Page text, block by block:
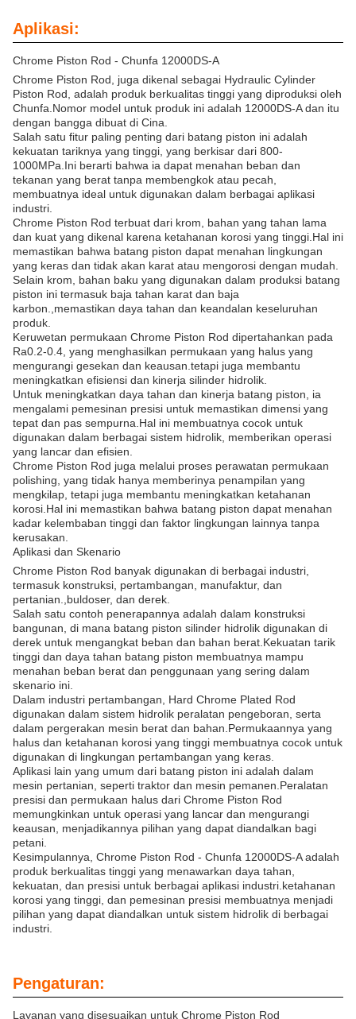
Aplikasi:
Chrome Piston Rod - Chunfa 12000DS-A
Chrome Piston Rod, juga dikenal sebagai Hydraulic Cylinder
Piston Rod, adalah produk berkualitas tinggi yang diproduksi oleh
Chunfa.Nomor model untuk produk ini adalah 12000DS-A dan itu
dengan bangga dibuat di Cina.
Salah satu fitur paling penting dari batang piston ini adalah
kekuatan tariknya yang tinggi, yang berkisar dari 800-
1000MPa.Ini berarti bahwa ia dapat menahan beban dan
tekanan yang berat tanpa membengkok atau pecah,
membuatnya ideal untuk digunakan dalam berbagai aplikasi
industri.
Chrome Piston Rod terbuat dari krom, bahan yang tahan lama
dan kuat yang dikenal karena ketahanan korosi yang tinggi.Hal ini
memastikan bahwa batang piston dapat menahan lingkungan
yang keras dan tidak akan karat atau mengorosi dengan mudah.
Selain krom, bahan baku yang digunakan dalam produksi batang
piston ini termasuk baja tahan karat dan baja
karbon.,memastikan daya tahan dan keandalan keseluruhan
produk.
Keruwetan permukaan Chrome Piston Rod dipertahankan pada
Ra0.2-0.4, yang menghasilkan permukaan yang halus yang
mengurangi gesekan dan keausan.tetapi juga membantu
meningkatkan efisiensi dan kinerja silinder hidrolik.
Untuk meningkatkan daya tahan dan kinerja batang piston, ia
mengalami pemesinan presisi untuk memastikan dimensi yang
tepat dan pas sempurna.Hal ini membuatnya cocok untuk
digunakan dalam berbagai sistem hidrolik, memberikan operasi
yang lancar dan efisien.
Chrome Piston Rod juga melalui proses perawatan permukaan
polishing, yang tidak hanya memberinya penampilan yang
mengkilap, tetapi juga membantu meningkatkan ketahanan
korosi.Hal ini memastikan bahwa batang piston dapat menahan
kadar kelembaban tinggi dan faktor lingkungan lainnya tanpa
kerusakan.
Aplikasi dan Skenario
Chrome Piston Rod banyak digunakan di berbagai industri,
termasuk konstruksi, pertambangan, manufaktur, dan
pertanian.,buldoser, dan derek.
Salah satu contoh penerapannya adalah dalam konstruksi
bangunan, di mana batang piston silinder hidrolik digunakan di
derek untuk mengangkat beban dan bahan berat.Kekuatan tarik
tinggi dan daya tahan batang piston membuatnya mampu
menahan beban berat dan penggunaan yang sering dalam
skenario ini.
Dalam industri pertambangan, Hard Chrome Plated Rod
digunakan dalam sistem hidrolik peralatan pengeboran, serta
dalam pergerakan mesin berat dan bahan.Permukaannya yang
halus dan ketahanan korosi yang tinggi membuatnya cocok untuk
digunakan di lingkungan pertambangan yang keras.
Aplikasi lain yang umum dari batang piston ini adalah dalam
mesin pertanian, seperti traktor dan mesin pemanen.Peralatan
presisi dan permukaan halus dari Chrome Piston Rod
memungkinkan untuk operasi yang lancar dan mengurangi
keausan, menjadikannya pilihan yang dapat diandalkan bagi
petani.
Kesimpulannya, Chrome Piston Rod - Chunfa 12000DS-A adalah
produk berkualitas tinggi yang menawarkan daya tahan,
kekuatan, dan presisi untuk berbagai aplikasi industri.ketahanan
korosi yang tinggi, dan pemesinan presisi membuatnya menjadi
pilihan yang dapat diandalkan untuk sistem hidrolik di berbagai
industri.
Pengaturan:
Layanan yang disesuaikan untuk Chrome Piston Rod